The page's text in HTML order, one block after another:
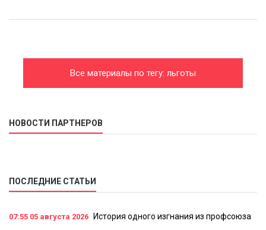
Все материалы по тегу: льготы
НОВОСТИ ПАРТНЕРОВ
ПОСЛЕДНИЕ СТАТЬИ
07:55 05 августа 2026 История одного изгнания из профсоюза